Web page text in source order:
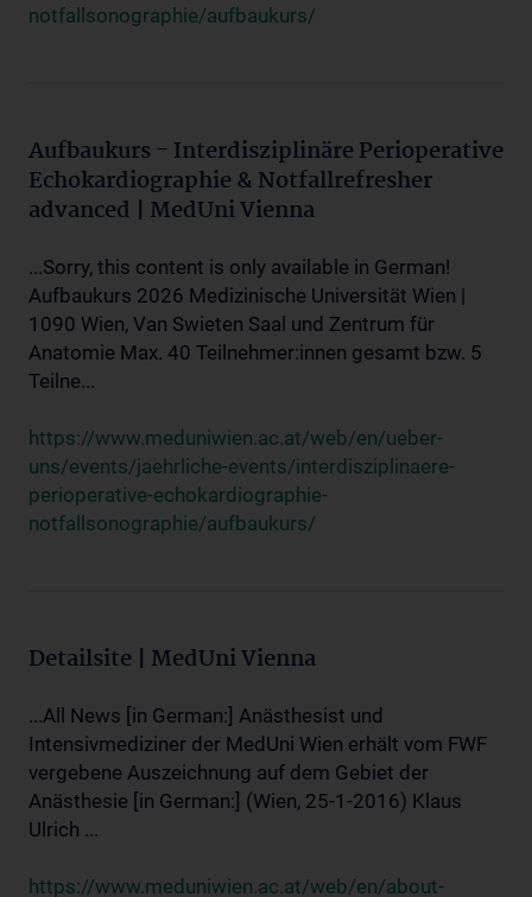
notfallsonographie/aufbaukurs/
Aufbaukurs - Interdisziplinäre Perioperative
Echokardiographie & Notfallrefresher
advanced | MedUni Vienna
...Sorry, this content is only available in German!
Aufbaukurs 2026 Medizinische Universität Wien |
1090 Wien, Van Swieten Saal und Zentrum für
Anatomie Max. 40 Teilnehmer:innen gesamt bzw. 5
Teilne...
https://www.meduniwien.ac.at/web/en/ueber-
uns/events/jaehrliche-events/interdisziplinaere-
perioperative-echokardiographie-
notfallsonographie/aufbaukurs/
Detailsite | MedUni Vienna
...All News [in German:] Anästhesist und
Intensivmediziner der MedUni Wien erhält vom FWF
vergebene Auszeichnung auf dem Gebiet der
Anästhesie [in German:] (Wien, 25-1-2016) Klaus
Ulrich ...
https://www.meduniwien.ac.at/web/en/about-